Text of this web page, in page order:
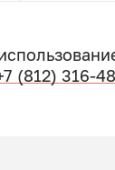
(812) 316-